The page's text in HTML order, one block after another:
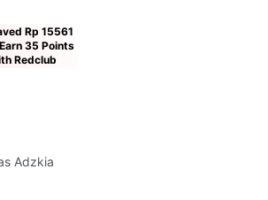
Rp 15561
35 Points
Redclub
Adzkia